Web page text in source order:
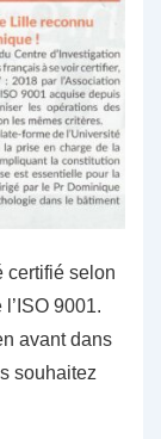
certifié selon
9001.
avant dans
souhaitez